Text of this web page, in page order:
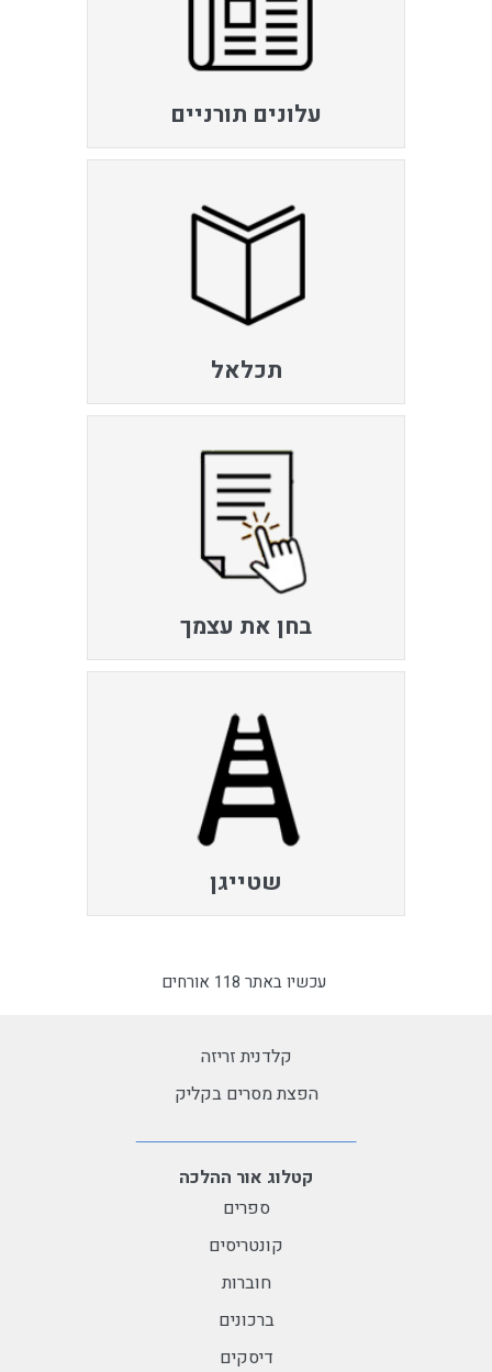
עלונים תורניים
תכלאל
בחן את עצמך
שטייגן
עכשיו באתר 118 אורחים
קלדנית זריזה
הפצת מסרים בקליק
קטלוג אור ההלכה
ספרים
קונטריסים
חוברות
ברכונים
דיסקים